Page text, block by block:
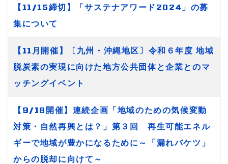
【11/15締切】「サステナアワード2024」の募
集について
【11月開催】〔九州・沖縄地区〕令和６年度 地域
脱炭素の実現に向けた地方公共団体と企業とのマ
ッチングイベント
【9/18開催】連続企画「地域のための気候変動
対策・自然再興とは？」第３回 再生可能エネル
ギーで地域が豊かになるために～「漏れバケツ」
からの脱却に向けて～